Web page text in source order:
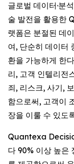
글로벌 데이터·분
술 발전을 활용한
랫폼은 분절된 데
여, 단순히 데이터
환을 가능하게 한
리, 고객 인텔리전
죄, 리스크, 사기,
함으로써, 고객이
장을 이룰 수 있도
Quantexa
다 90% 이상 높은